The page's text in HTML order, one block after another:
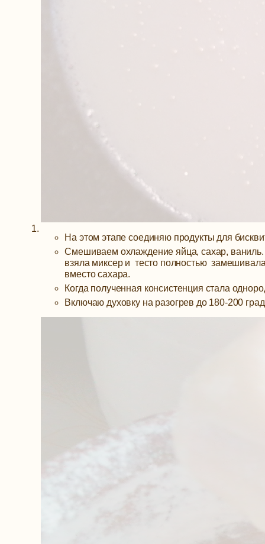
На этом этапе соединяю продукты для
Смешиваем охлаждение яйца, сахар,
взяла миксер и тесто полностью
вместо сахара.
Когда полученная консистенция стала
Включаю духовку на разогрев до 180-200